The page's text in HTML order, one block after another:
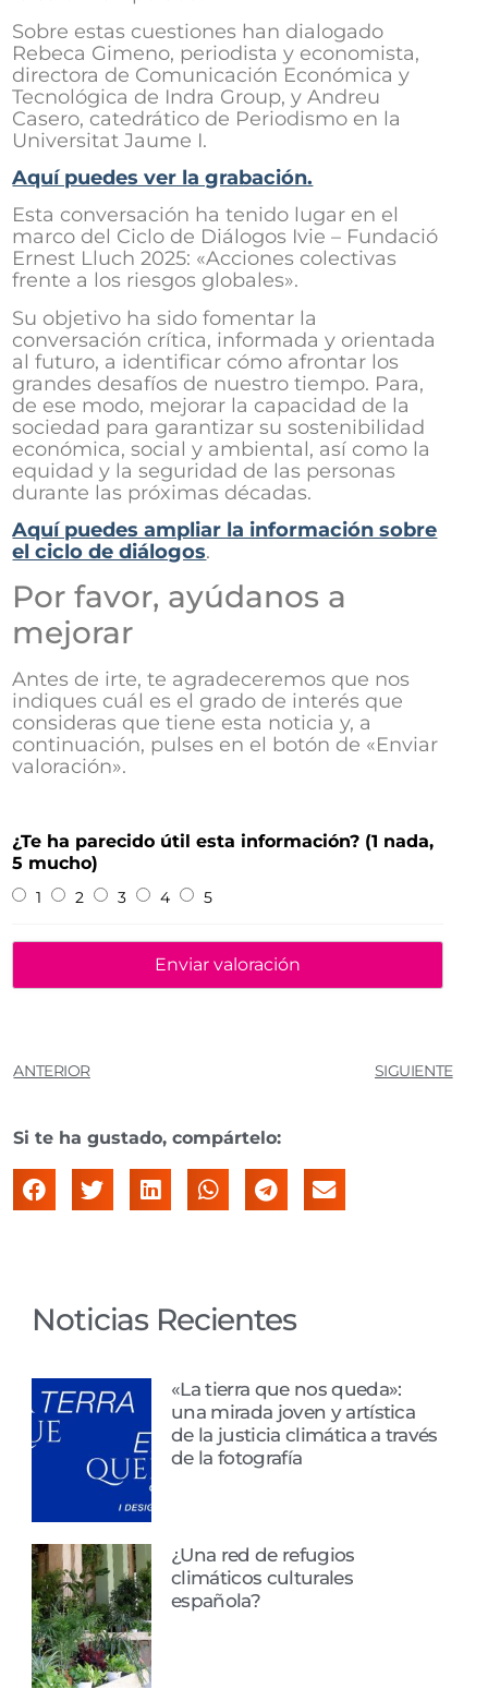
Sobre estas cuestiones han dialogado
Rebeca Gimeno, periodista y economista,
directora de Comunicación Económica y
Tecnológica de Indra Group, y Andreu
Casero, catedrático de Periodismo en la
Universitat Jaume I.
Aquí puedes ver la grabación.
Esta conversación ha tenido lugar en el
marco del Ciclo de Diálogos Ivie – Fundació
Ernest Lluch 2025: «Acciones colectivas
frente a los riesgos globales».
Su objetivo ha sido fomentar la
conversación crítica, informada y orientada
al futuro, a identificar cómo afrontar los
grandes desafíos de nuestro tiempo. Para,
de ese modo, mejorar la capacidad de la
sociedad para garantizar su sostenibilidad
económica, social y ambiental, así como la
equidad y la seguridad de las personas
durante las próximas décadas.
Aquí puedes ampliar la información sobre
el ciclo de diálogos.
Por favor, ayúdanos a
mejorar
Antes de irte, te agradeceremos que nos
indiques cuál es el grado de interés que
consideras que tiene esta noticia y, a
continuación, pulses en el botón de «Enviar
valoración».
¿Te ha parecido útil esta información? (1 nada,
5 mucho)
1 2 3 4 5
ANTERIOR SIGUIENTE
Si te ha gustado, compártelo:
Noticias Recientes
«La tierra que nos queda»:
una mirada joven y artística
de la justicia climática a través
de la fotografía
¿Una red de refugios
climáticos culturales
española?